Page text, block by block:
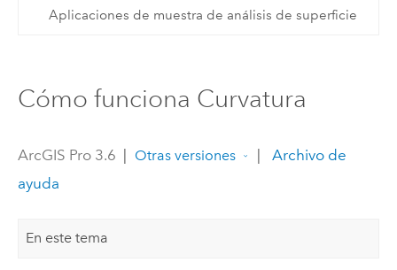
Aplicaciones de muestra de análisis de superficie
Cómo funciona Curvatura
ArcGIS Pro 3.6 | Otras versiones |
Archivo de
ayuda
En este tema